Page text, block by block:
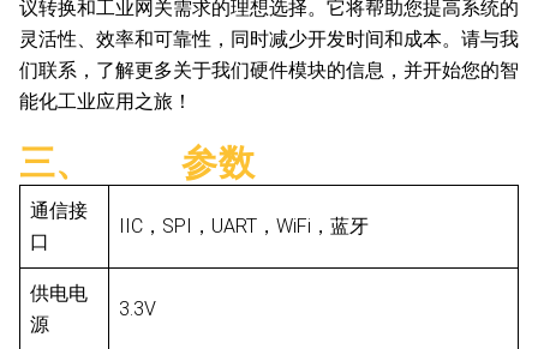
议转换和工业网关需求的理想选择。它将帮助您提高系统的
灵活性、效率和可靠性，同时减少开发时间和成本。请与我
们联系，了解更多关于我们硬件模块的信息，并开始您的智
能化工业应用之旅！
三、 参数
通信接
口
IIC，SPI，UART，WiFi，蓝牙
供电电
源
3.3V